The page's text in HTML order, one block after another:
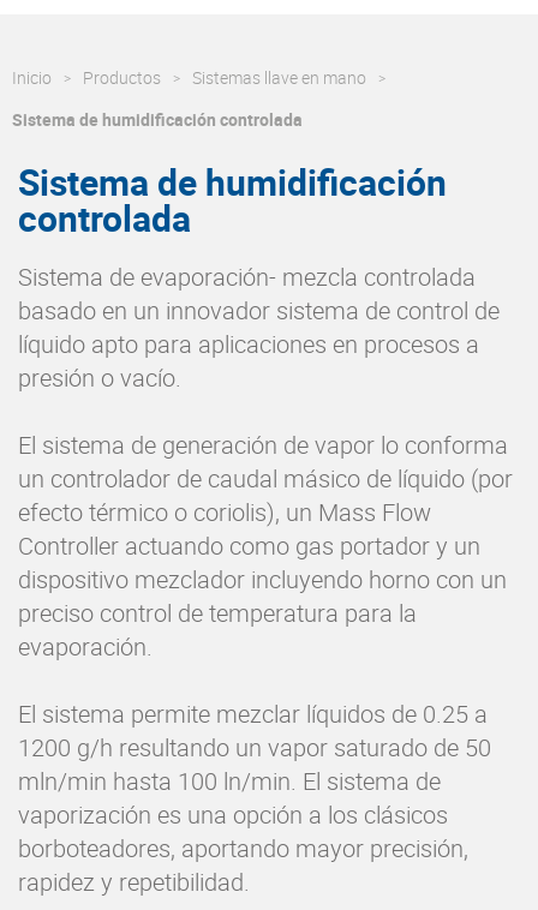
Inicio Productos
Sistemas llave en mano
Sistema de humidificación controlada
Sistema de humidificación
controlada
Sistema de evaporación- mezcla controlada
basado en un innovador sistema de control de
líquido apto para aplicaciones en procesos a
presión o vacío.
El sistema de generación de vapor lo conforma
un controlador de caudal másico de líquido (por
efecto térmico o coriolis), un Mass Flow
Controller actuando como gas portador y un
dispositivo mezclador incluyendo horno con un
preciso control de temperatura para la
evaporación.
El sistema permite mezclar líquidos de 0.25 a
1200 g/h resultando un vapor saturado de 50
mln/min hasta 100 ln/min. El sistema de
vaporización es una opción a los clásicos
borboteadores, aportando mayor precisión,
rapidez y repetibilidad.